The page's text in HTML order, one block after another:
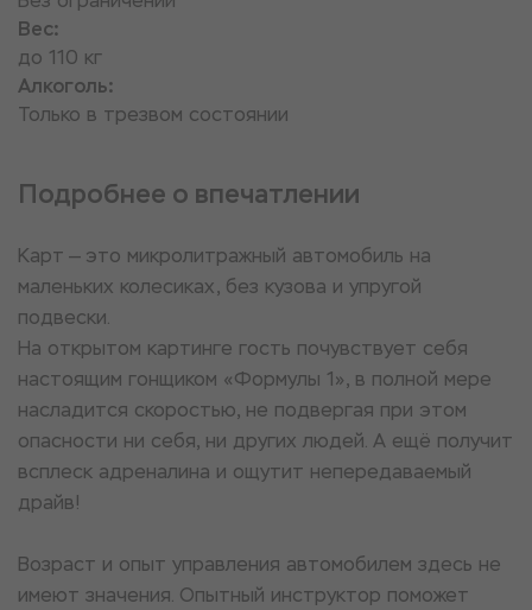
Вес:
до 110 кг
Алкоголь:
Только в трезвом состоянии
Подробнее о впечатлении
Карт — это микролитражный автомобиль на
маленьких колесиках, без кузова и упругой
подвески.
На открытом картинге гость почувствует себя
настоящим гонщиком «Формулы 1», в полной мере
насладится скоростью, не подвергая при этом
опасности ни себя, ни других людей. А ещё получит
всплеск адреналина и ощутит непередаваемый
драйв!
Возраст и опыт управления автомобилем здесь не
имеют значения. Опытный инструктор поможет